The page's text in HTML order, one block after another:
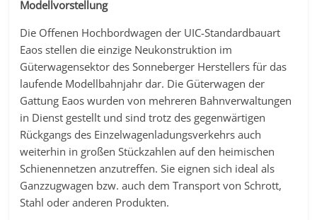
Modellvorstellung
Die Offenen Hochbordwagen der UIC-Standardbauart
Eaos stellen die einzige Neukonstruktion im
Güterwagensektor des Sonneberger Herstellers für das
laufende Modellbahnjahr dar. Die Güterwagen der
Gattung Eaos wurden von mehreren Bahnverwaltungen
in Dienst gestellt und sind trotz des gegenwärtigen
Rückgangs des Einzelwagenladungsverkehrs auch
weiterhin in großen Stückzahlen auf den heimischen
Schienennetzen anzutreffen. Sie eignen sich ideal als
Ganzzugwagen bzw. auch dem Transport von Schrott,
Stahl oder anderen Produkten.